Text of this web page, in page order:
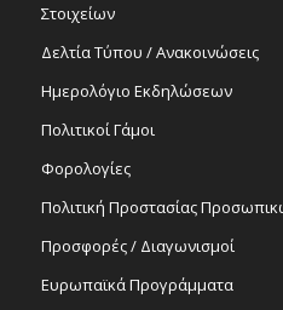
Στοιχείων
Δελτία Τύπου / Ανακοινώσεις
Ημερολόγιο Εκδηλώσεων
Πολιτικοί Γάμοι
Φορολογίες
Πολιτική Προστασίας
Προσφορές / Διαγωνισμοί
Ευρωπαϊκά Προγράμματα